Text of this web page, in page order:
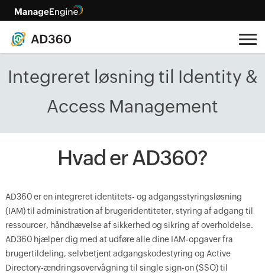
Integreret løsning til Identity &
Access Management
Hvad er AD360?
AD360 er en integreret identitets- og adgangsstyringsløsning
(IAM) til administration af brugeridentiteter, styring af adgang til
ressourcer, håndhævelse af sikkerhed og sikring af overholdelse.
AD360 hjælper dig med at udføre alle dine IAM-opgaver fra
brugertildeling, selvbetjent adgangskodestyring og Active
Directory-ændringsovervågning til single sign-on (SSO) til